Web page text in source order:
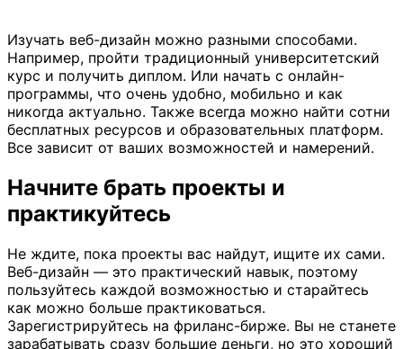
Изучать веб-дизайн можно разными способами.
Например, пройти традиционный университетский
курс и получить диплом. Или начать с онлайн-
программы, что очень удобно, мобильно и как
никогда актуально. Также всегда можно найти сотни
бесплатных ресурсов и образовательных платформ.
Все зависит от ваших возможностей и намерений.
Начните брать проекты и
практикуйтесь
Не ждите, пока проекты вас найдут, ищите их сами.
Веб-дизайн — это практический навык, поэтому
пользуйтесь каждой возможностью и старайтесь
как можно больше практиковаться.
Зарегистрируйтесь на фриланс-бирже. Вы не станете
зарабатывать сразу большие деньги, но это хороший